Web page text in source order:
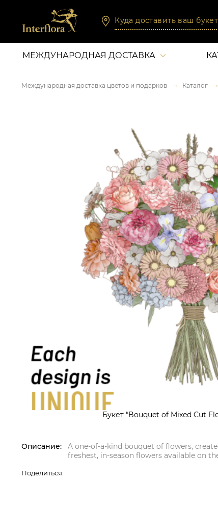
Куда доставить ваш
МЕЖДУНАРОДНАЯ ДОСТАВКА
Международная доставка цветов и подарков Каталог
Букет “Bouquet of Mixed Cut
Описание:
A one-of-a-kind bouquet of flowers,
freshest, in-season flowers available on
Поделиться: